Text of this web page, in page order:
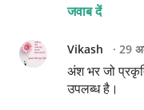
जवाब दें
Vikash 29
अंश भर जो
उपलब्ध है।